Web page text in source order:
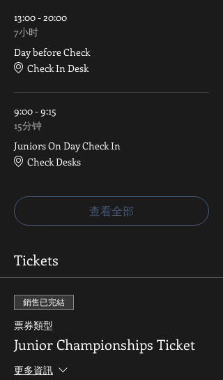
13:00 - 20:00
7小时
Day before Check
Check In Desk
9:00 - 9:15
15分钟
Juniors On Day Check In
Check Desks
查看全部
Tickets
銷售已完結
票券類型
Junior Championships Ticket
更多資訊